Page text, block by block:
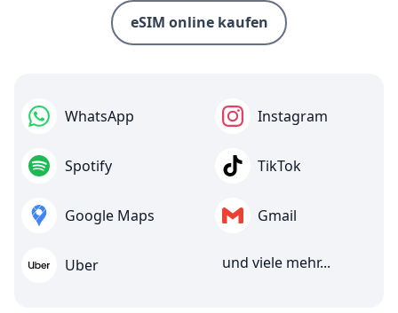
eSIM online kaufen
WhatsApp Instagram
Spotify TikTok
Google Maps Gmail
Uber und viele mehr...